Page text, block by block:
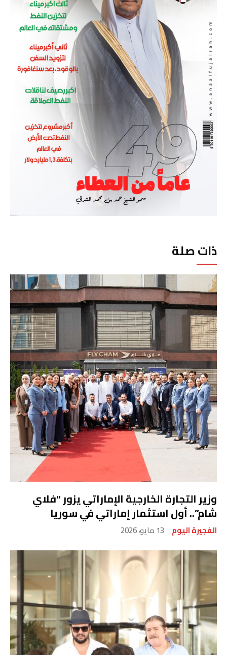
ذات صلة
وزير التجارة الخارجية الإماراتي يزور “فلاي
شام”.. أول استثمار إماراتي في سوريا
الفجيرة اليوم 13 مايو، 2026